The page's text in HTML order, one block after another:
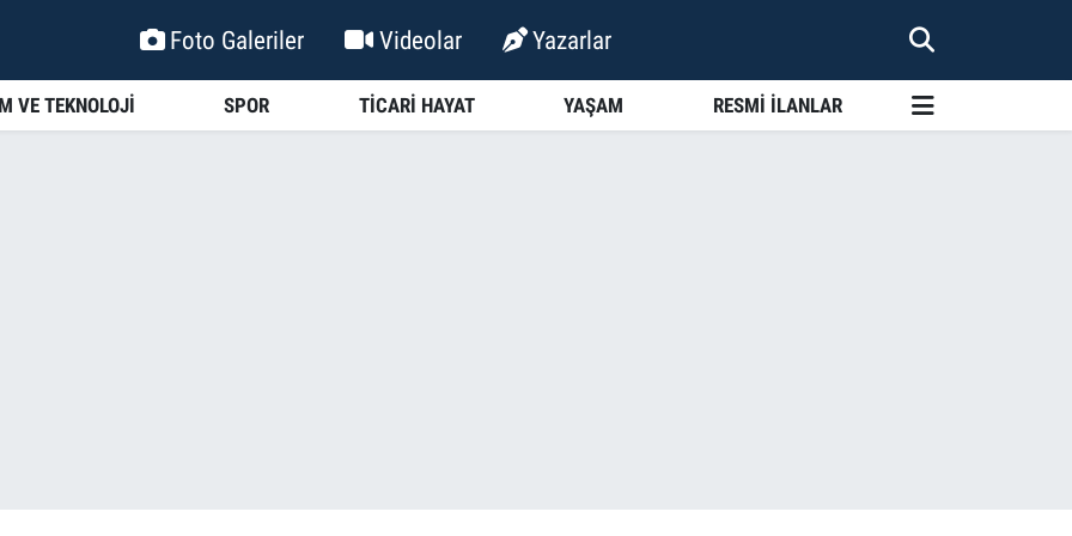
Foto Galeriler Videolar Yazarlar
VE TEKNOLOJİ SPOR TİCARİ HAYAT YAŞAM RESMİ İLANLAR